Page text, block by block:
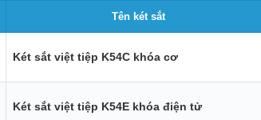
Tên két sắt
Két sắt việt tiệp K54C khóa cơ
Két sắt việt tiệp K54E khóa điện tử